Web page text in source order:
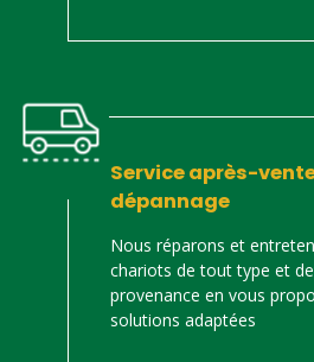
Service après-
dépannage
Nous réparons et
chariots de tout type et
provenance en vous
solutions adaptées